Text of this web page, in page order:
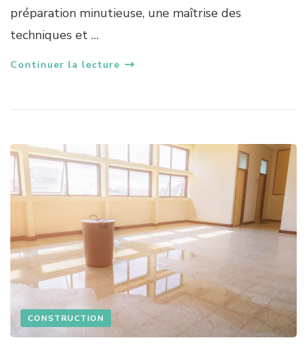
préparation minutieuse, une maîtrise des
techniques et …
Continuer la lecture
CONSTRUCTION